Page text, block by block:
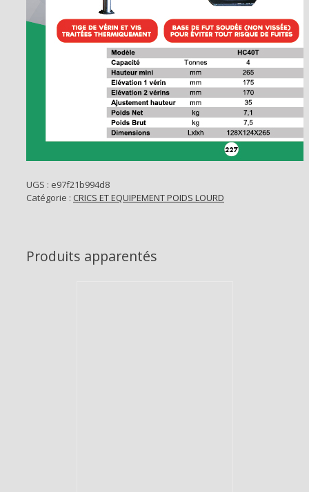
UGS : e97f21b994d8
Catégorie : CRICS ET EQUIPEMENT POIDS LOURD
Produits apparentés